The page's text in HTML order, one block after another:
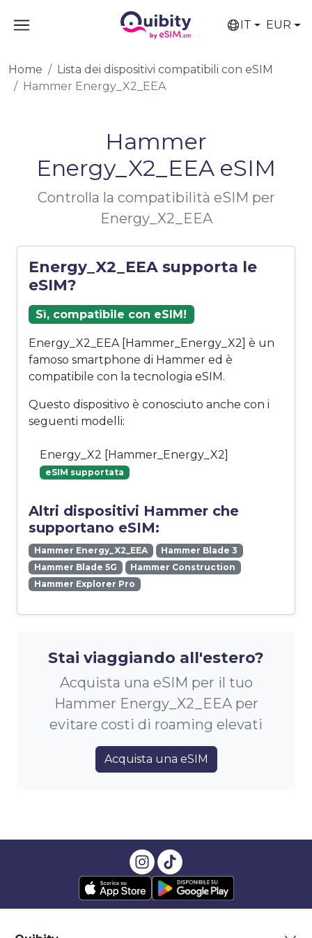
IT EUR
Home
Lista dei dispositivi compatibili con eSIM
Hammer Energy_X2_EEA
Hammer
Energy_X2_EEA eSIM
Controlla la compatibilità eSIM per
Energy_X2_EEA
Energy_X2_EEA supporta le
eSIM?
Sì, compatibile con eSIM!
Energy_X2_EEA [Hammer_Energy_X2] è un
famoso smartphone di Hammer ed è
compatibile con la tecnologia eSIM.
Questo dispositivo è conosciuto anche con i
seguenti modelli:
Energy_X2 [Hammer_Energy_X2]
eSIM supportata
Altri dispositivi Hammer che
supportano eSIM:
Hammer Energy_X2_EEA
Hammer Blade 3
Hammer Blade 5G
Hammer Construction
Hammer Explorer Pro
Stai viaggiando all'estero?
Acquista una eSIM per il tuo
Hammer Energy_X2_EEA per
evitare costi di roaming elevati
Acquista una eSIM